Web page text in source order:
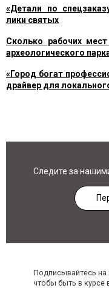
«Детали по
лики святых
Сколько рабочих
археологического
«Город богат
драйвер для
Следите за
Подписывайтесь на
чтобы быть в курсе